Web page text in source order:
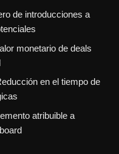
de introducciones a
monetario de deals
en el tiempo de
atribuible a